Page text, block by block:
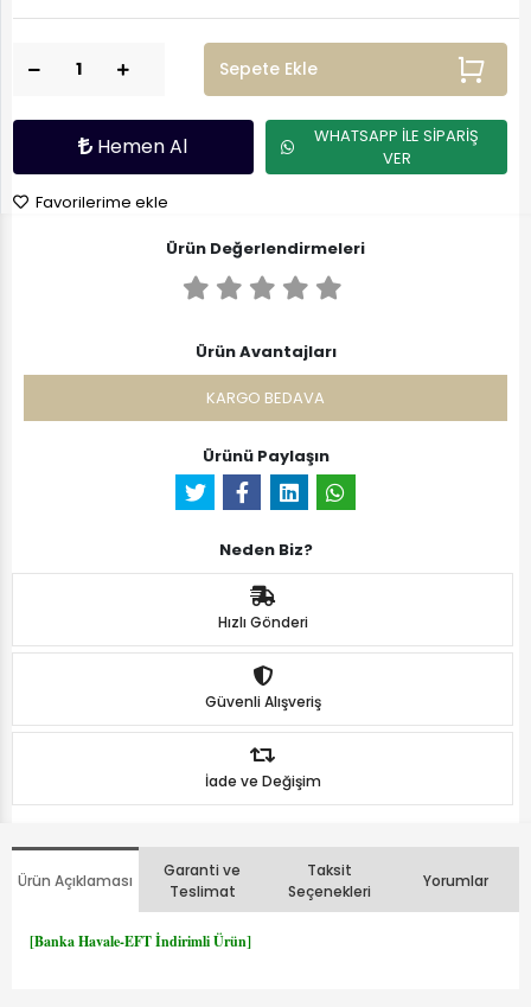
Sepete Ekle
Hemen Al
WHATSAPP İLE SİPARİŞ
VER
Favorilerime ekle
Ürün Değerlendirmeleri
Ürün Avantajları
KARGO BEDAVA
Ürünü Paylaşın
Neden Biz?
Hızlı Gönderi
Güvenli Alışveriş
İade ve Değişim
Ürün Açıklaması
Garanti ve
Teslimat
Taksit
Seçenekleri
Yorumlar
[Banka Havale-EFT İndirimli Ürün]